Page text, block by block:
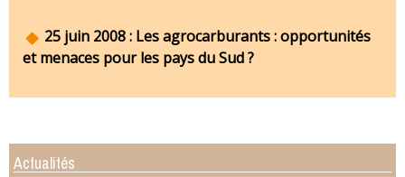
25 juin 2008 : Les agrocarburants : opportunités
et menaces pour les pays du Sud ?
Actualités